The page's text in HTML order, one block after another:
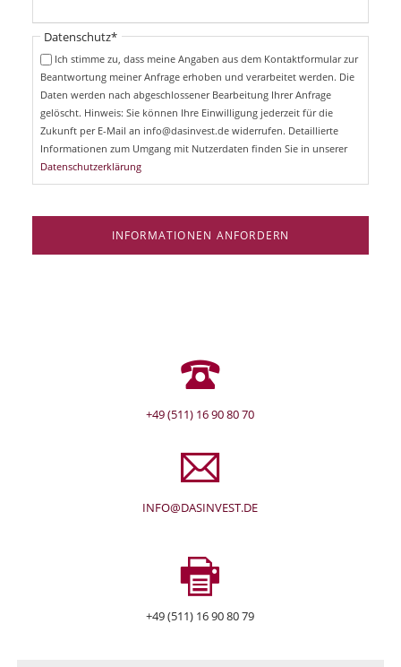
t
f
i
Pflichtfeld
Datenschutz*
Ich stimme zu, dass meine Angaben aus dem Kontaktformular zur
Beantwortung meiner Anfrage erhoben und verarbeitet werden. Die
Daten werden nach abgeschlossener Bearbeitung Ihrer Anfrage
gelöscht. Hinweis: Sie können Ihre Einwilligung jederzeit für die
Zukunft per E-Mail an info@dasinvest.de widerrufen. Detaillierte
Informationen zum Umgang mit Nutzerdaten finden Sie in unserer
Datenschutzerklärung
INFORMATIONEN ANFORDERN
+49 (511) 16 90 80 70
INFO@DASINVEST.DE
+49 (511) 16 90 80 79